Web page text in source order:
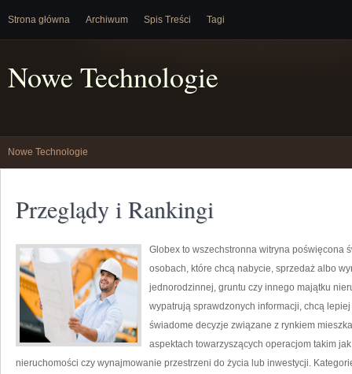
Strona główna Archiwum Spis Treści Tagi
Nowe Technologie
Nowe Technologie
Przeglądy i Rankingi
Globex to wszechstronna witryna poświęcona
osobach, które chcą nabycie, sprzedaż albo
jednorodzinnej, gruntu czy innego majątku
wypatrują sprawdzonych informacji, chcą
świadome decyzje związane z rynkiem
aspektach towarzyszących operacjom takim
nieruchomości czy wynajmowanie przestrzeni do życia lub inwestycji.